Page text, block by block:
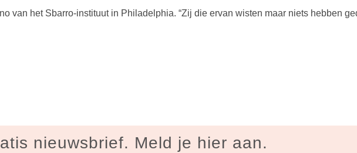
van het Sbarro-instituut in Philadelphia. “Zij die ervan wisten maar niets hebben
nieuwsbrief. Meld je hier aan.